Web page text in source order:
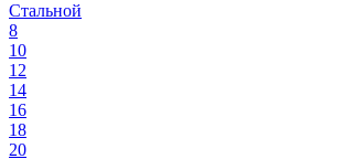
Стальной
8
10
12
14
16
18
20